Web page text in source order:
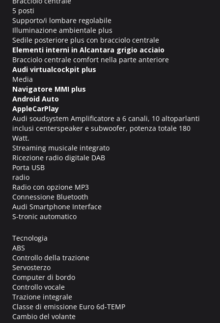
5 posti
Supporto/i lombare regolabile
Illuminazione ambientale plus
Sedile posteriore plus con bracciolo centrale
Elementi interni in Alcantara grigio acciaio
Bracciolo centrale comfort nella parte anteriore
Audi virtualcockpit plus
Media
Navigatore MMI plus
Android Auto
AppleCarPlay
Audi soudsystem Amplificatore a 6 canali, 10 altoparlanti
inclusi centerspeaker e subwoofer, potenza totale 180
Watt.
Streaming musicale integrato
Ricezione radio digitale DAB
Porta USB
radio
Radio con opzione MP3
Connessione Bluetooth
Audi Smartphone Interface
S-tronic automatico
Tecnologia
ABS
Controllo della trazione
Servosterzo
Computer di bordo
Controllo vocale
Trazione integrale
Classe di emissione Euro 6d-TEMP
Cambio del volante